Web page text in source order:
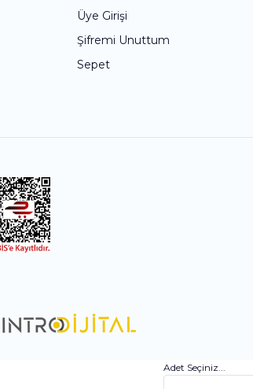
Adet Seçiniz...
Üye Girişi
Şifremi Unuttum
Sepet